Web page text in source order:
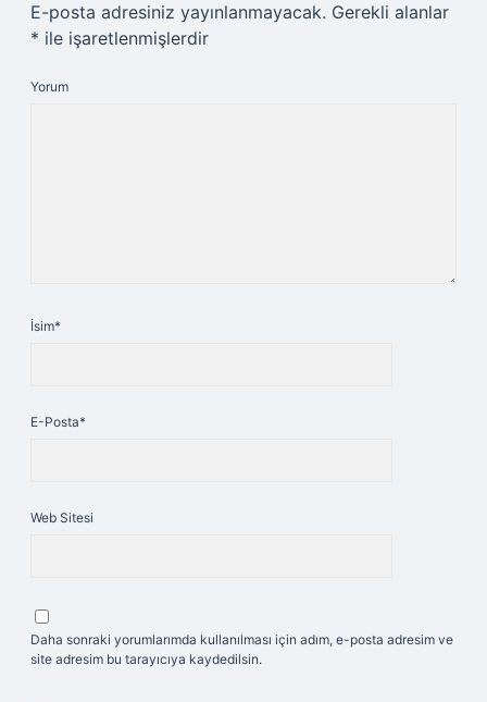
E-posta adresiniz yayınlanmayacak. Gerekli alanlar
* ile işaretlenmişlerdir
Yorum
İsim*
E-Posta*
Web Sitesi
Daha sonraki yorumlarımda kullanılması için adım, e-posta adresim ve
site adresim bu tarayıcıya kaydedilsin.